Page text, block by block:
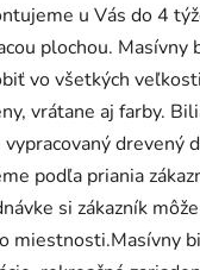
u Vás do 4
plochou.
vo všetkých
vrátane aj farby.
podľa priania
si zákazník
miestnosti.Masívny